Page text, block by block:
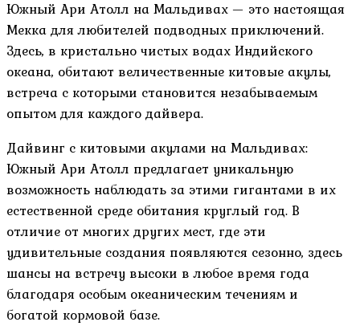
Южный Ари Атолл на Мальдивах — это настоящая
Мекка для любителей подводных приключений.
Здесь, в кристально чистых водах Индийского
океана, обитают величественные китовые акулы,
встреча с которыми становится незабываемым
опытом для каждого дайвера.
Дайвинг с китовыми акулами на Мальдивах:
Южный Ари Атолл предлагает уникальную
возможность наблюдать за этими гигантами в их
естественной среде обитания круглый год. В
отличие от многих других мест, где эти
удивительные создания появляются сезонно, здесь
шансы на встречу высоки в любое время года
благодаря особым океаническим течениям и
богатой кормовой базе.